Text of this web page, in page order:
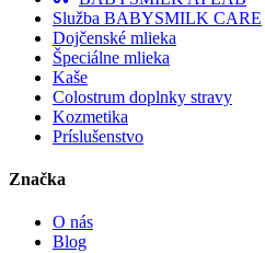
Služba BABYSMILK CARE
Dojčenské mlieka
Špeciálne mlieka
Kaše
Colostrum doplnky stravy
Kozmetika
Príslušenstvo
Značka
O nás
Blog